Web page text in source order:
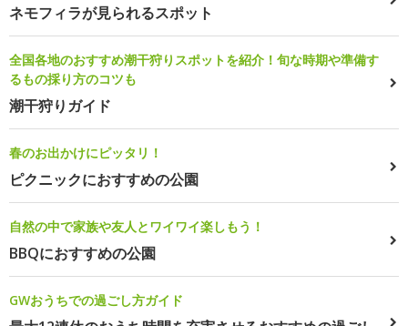
ネモフィラが見られるスポット
全国各地のおすすめ潮干狩りスポットを紹介！旬な時期や準備す
るもの採り方のコツも
潮干狩りガイド
春のお出かけにピッタリ！
ピクニックにおすすめの公園
自然の中で家族や友人とワイワイ楽しもう！
BBQにおすすめの公園
GWおうちでの過ごし方ガイド